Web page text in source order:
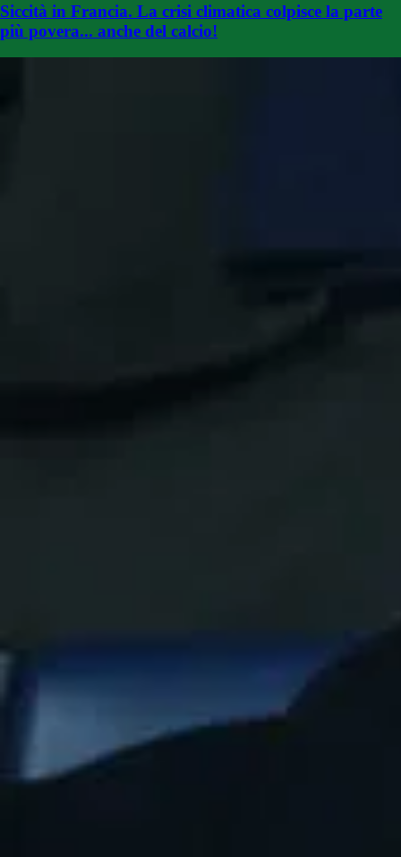
Siccità in Francia. La crisi climatica colpisce la parte
più povera... anche del calcio!